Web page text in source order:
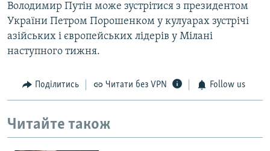
Володимир Путін може зустрітися з президентом
України Петром Порошенком у кулуарах зустрічі
азійських і європейських лідерів у Мілані
наступного тижня.
Поділитись Читати без VPN Follow us
Читайте також